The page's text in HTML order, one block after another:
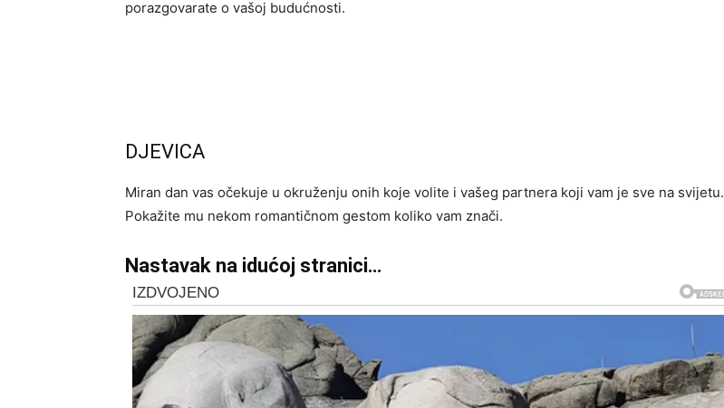
porazgovarate o vašoj budućnosti.
DJEVICA
Miran dan vas očekuje u okruženju onih koje volite i vašeg partnera koji vam je sve na svijetu.
Pokažite mu nekom romantičnom gestom koliko vam znači.
Nastavak na idućoj stranici…